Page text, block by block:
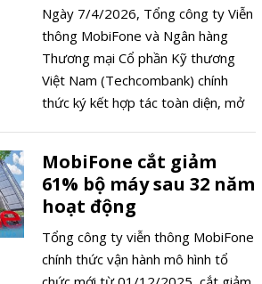
nước và ô nhiễm.
Ngày 7/4/2026, Tổng công ty Viễn
thông MobiFone và Ngân hàng
Thương mại Cổ phần Kỹ thương
Việt Nam (Techcombank) chính
thức ký kết hợp tác toàn diện, mở
quốc, còn bên kia sở hữu năng lực
về tài chính và quản trị rủi ro, sự
kết hợp được kỳ vọng tạo ra hệ
sinh thái tài chính số khép kín, phục
vụ hàng chục triệu người dùng Việt
Nam.
MobiFone cắt giảm
61% bộ máy sau 32 năm
hoạt động
Tổng công ty viễn thông MobiFone
chính thức vận hành mô hình tổ